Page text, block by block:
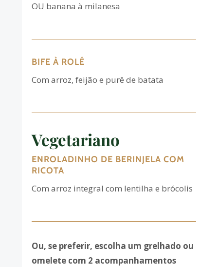
OU banana à milanesa
BIFE À ROLÊ
Com arroz, feijão e purê de batata
Vegetariano
ENROLADINHO DE BERINJELA COM
RICOTA
Com arroz integral com lentilha e brócolis
Ou, se preferir, escolha um grelhado ou
omelete com 2 acompanhamentos